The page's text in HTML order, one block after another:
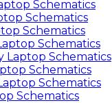
Schematics
Schematics
Schematics
Schematics
Laptop Schematics
Schematics
Schematics
Schematics